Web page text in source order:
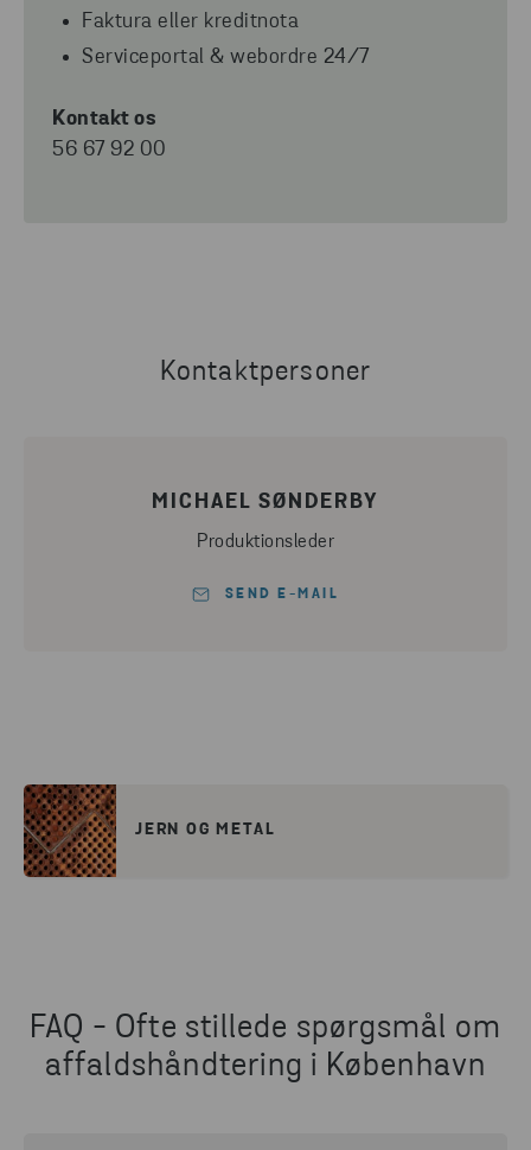
Faktura eller kreditnota
Serviceportal & webordre 24/7
Kontakt os
56 67 92 00
Kontaktpersoner
MICHAEL SØNDERBY
Produktionsleder
SEND E-MAIL
JERN OG METAL
FAQ - Ofte stillede spørgsmål om
affaldshåndtering i København